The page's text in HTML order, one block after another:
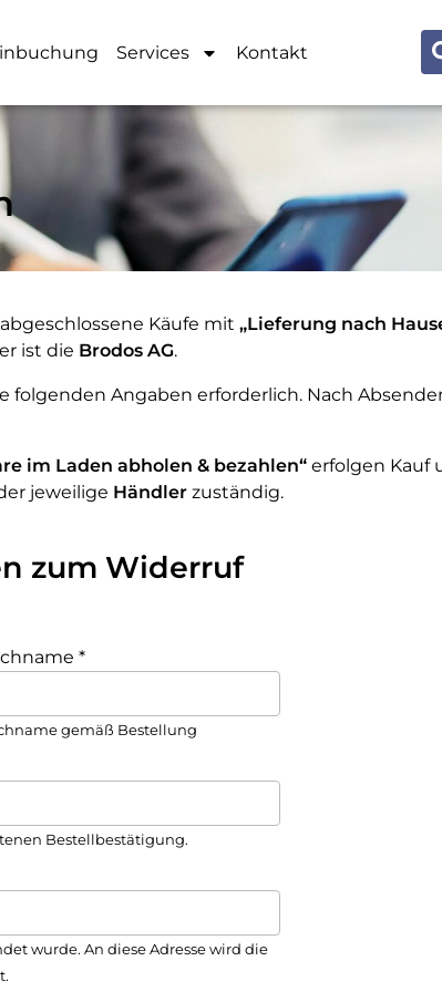
Services Kontakt
Käufe mit „Lieferung nach
ist die Brodos AG.
folgenden Angaben erforderlich. Nach
im Laden abholen & bezahlen“ erfolgen Kauf
jeweilige Händler zuständig.
zum Widerruf
*
gemäß Bestellung
Bestellbestätigung.
wurde. An diese Adresse wird die